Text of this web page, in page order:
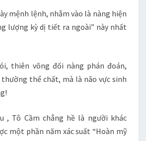
mệnh lệnh, nhằm vào là nàng hiện
lượng kỳ dị tiết ra ngoài” này nhất
thiên võng đối nàng phán đoán,
thể chất, mà là não vực sinh
, Tô Cầm chẳng hề là người khác
một phần năm xác suất “Hoàn mỹ